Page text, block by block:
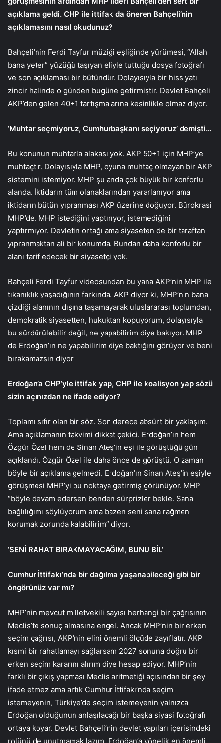
açıklama geldi. CHP ile ittifak da öneren Bahçeli’nin
açıklamasını nasıl okudunuz?
Bahçeli’nin Ferdi Tayfur müziği eşliğinde yürümesi, “Allah
bana yeter” yüzüğü taşıyan eliyle tuttuğu dosya fotoğrafı
ve son açıklaması bir bütündür. Dolayısıyla bir hissiyatı
zincir halinde o günden bugüne getirmiştir. Devlet Bahçeli
AKP’den gelen 40+1 tartışmalarına kesinlikle olmaz diyor.
‘Muhtar seçmiyoruz, Cumhurbaşkanı seçiyoruz’ demişti…
Bu konunun muhtarla alakası yok. AKP 50+1 için MHP’ye
muhtaçtır. Dolayısıyla MHP, oyuna muhtaç olmayan bir AKP
sistemini istemiyor. MHP şu anda çok büyük bir konforlu
alanda. İktidarın tüm olanaklarından yararlanıyor ama
iktidarın bütün yıpranması AKP üzerine doğuyor. Bürokrasi
MHP’de. MHP istediğini yaptırıyor, istemediğini
yaptırmıyor. Devletin ortağı ama siyaseten de bir taraftan
yıpranmaktan ali bir konumda. Bundan daha konforlu bir
alanı tarif edecek bir siyasetçi yok.
Bahçeli Ferdi Tayfur videosundan bu yana AKP’nin MHP ile
tıkanıklık yaşadığının farkında. AKP diyor ki, MHP’nin bana
çizdiği alanının dışına taşamayarak uluslararası toplumdan,
demokratik siyasetten, hukuktan kopuyorum, dolayısıyla
bu sürdürülebilir değil, ne yapabilirim diye bakıyor. MHP
de Erdoğan’ın ne yapabilirim diye baktığını görüyor ve beni
bırakamazsın diyor.
Erdoğan’a CHP’yle ittifak yap, CHP ile koalisyon yap sözü
sizin açınızdan ne ifade ediyor?
Toplamı sıfır olan bir söz. Son derece absürt bir yaklaşım.
Ama açıklamanın takvimi dikkat çekici. Erdoğan’ın hem
Özgür Özel hem de Sinan Ateş’in eşi ile görüştüğü gün
açıklandı. Özgür Özel ile daha önce de görüştü. O zaman
böyle bir açıklama gelmedi. Erdoğan’ın Sinan Ateş’in eşiyle
görüşmesi MHP’yi bu noktaya getirmiş görünüyor. MHP
“böyle devam edersen benden sürprizler bekle. Sana
bağlılığımı söylüyorum ama bazen seni sana rağmen
korumak zorunda kalabilirim” diyor.
‘SENİ RAHAT BIRAKMAYACAĞIM, BUNU BİL’
Cumhur İttifakı’nda bir dağılma yaşanabileceği gibi bir
öngörünüz var mı?
MHP’nin mevcut milletvekili sayısı herhangi bir çağrısının
Meclis’te sonuç almasına engel. Ancak MHP’nin bir erken
seçim çağrısı, AKP’nin elini önemli ölçüde zayıflatır. AKP
kısmi bir rahatlamayı sağlarsam 2027 sonuna doğru bir
erken seçim kararını alırım diye hesap ediyor. MHP’nin
farklı bir çıkış yapması Meclis aritmetiği açısından bir şey
ifade etmez ama artık Cumhur İttifakı’nda seçim
istemeyenin, Türkiye’de seçim istemeyenin yalnızca
Erdoğan olduğunun anlaşılacağı bir başka siyasi fotoğrafı
ortaya koyar. Devlet Bahçeli’nin devlet yapıları içerisindeki
rolünü de unutmamak lazım. Erdoğan’a yönelik en önemli